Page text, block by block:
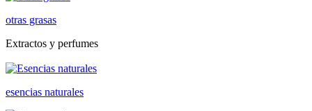
otras grasas
Extractos y perfumes
esencias naturales